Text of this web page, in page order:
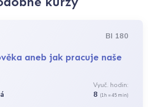
BI 180
aneb jak pracuje naše
Vyuč. hodin:
8 (1h = 45 min)